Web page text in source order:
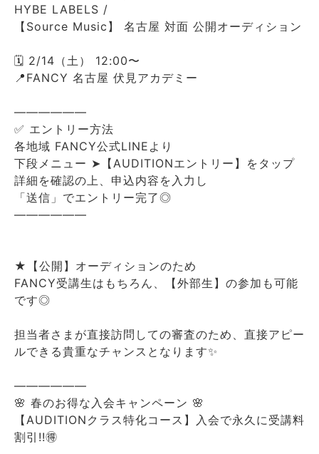
HYBE LABELS /
【Source Music】 名古屋 対面 公開オーディション
🗓️ 2/14（土） 12:00〜
📍FANCY 名古屋 伏見アカデミー
――――――
✅ エントリー方法
各地域 FANCY公式LINEより
下段メニュー ➤【AUDITIONエントリー】をタップ
詳細を確認の上、申込内容を入力し
「送信」でエントリー完了◎
――――――
★【公開】オーディションのため
FANCY受講生はもちろん、【外部生】の参加も可能
です◎
担当者さまが直接訪問しての審査のため、直接アピー
ルできる貴重なチャンスとなります✨
――――――
🌸 春のお得な入会キャンペーン 🌸
【AUDITIONクラス特化コース】入会で永久に受講料
割引!!🉐